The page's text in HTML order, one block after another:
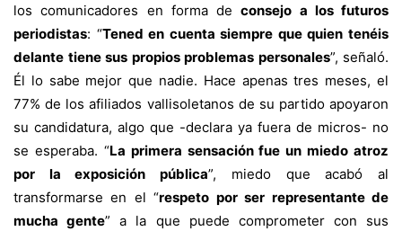
los comunicadores en forma deconsejo a los futuros
periodistas: “Tened en cuenta siempre que quien tenéis
delante tiene sus propios problemas personales”, señaló.
Él lo sabe mejor que nadie. Hace apenas tres meses, el
77% de los afiliados vallisoletanos de su partido apoyaron
su candidatura, algo que -declara ya fuera de micros- no
se esperaba. “La primera sensación fue un miedo atroz
por la exposición pública”, miedo que acabó al
transformarse en el “respeto por ser representante de
mucha gente” a la que puede comprometer con sus